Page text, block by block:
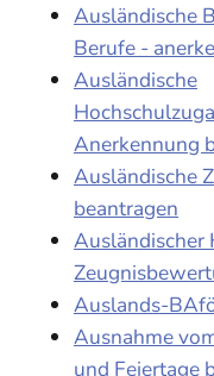
Ausländische
Berufe -
Ausländische
Anerkennung
Ausländische
beantragen
Ausländischer
Auslands-
Ausnahme
und Feiertage